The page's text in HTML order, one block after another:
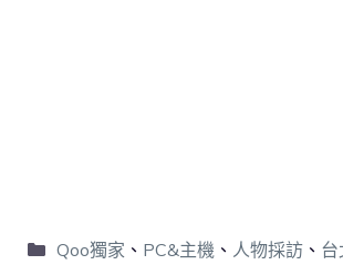
Qoo獨家 、 PC&主機 、 人物採訪、